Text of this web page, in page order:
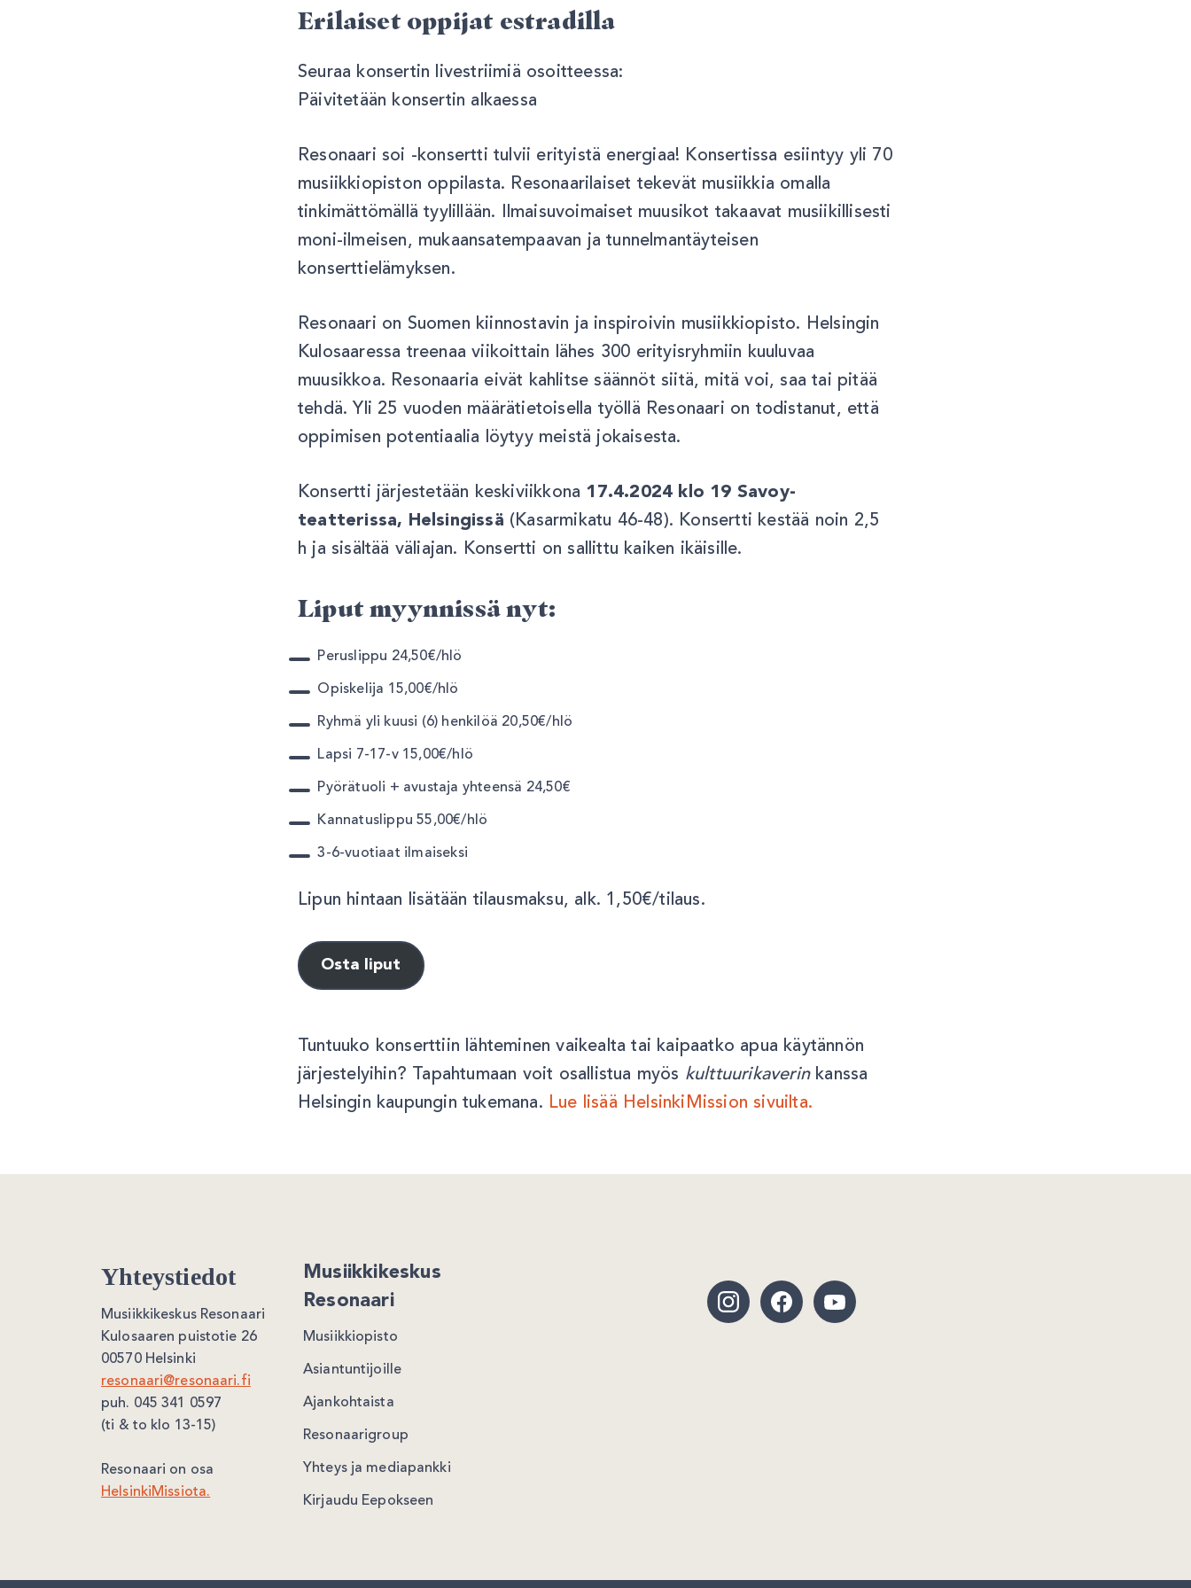
Erilaiset oppijat estradilla
Seuraa konsertin livestriimiä osoitteessa:
Päivitetään konsertin alkaessa
Resonaari soi -konsertti tulvii erityistä energiaa! Konsertissa esiintyy yli 70
musiikkiopiston oppilasta. Resonaarilaiset tekevät musiikkia omalla
tinkimättömällä tyylillään. Ilmaisuvoimaiset muusikot takaavat musiikillisesti
moni-ilmeisen, mukaansatempaavan ja tunnelmantäyteisen
konserttielämyksen.
Resonaari on Suomen kiinnostavin ja inspiroivin musiikkiopisto. Helsingin
Kulosaaressa treenaa viikoittain lähes 300 erityisryhmiin kuuluvaa
muusikkoa. Resonaaria eivät kahlitse säännöt siitä, mitä voi, saa tai pitää
tehdä. Yli 25 vuoden määrätietoisella työllä Resonaari on todistanut, että
oppimisen potentiaalia löytyy meistä jokaisesta.
Konsertti järjestetään keskiviikkona 17.4.2024 klo 19 Savoy-
teatterissa, Helsingissä (Kasarmikatu 46-48). Konsertti kestää noin 2,5
h ja sisältää väliajan. Konsertti on sallittu kaiken ikäisille.
Liput myynnissä nyt:
Peruslippu 24,50€/hlö
Opiskelija 15,00€/hlö
Ryhmä yli kuusi (6) henkilöä 20,50€/hlö
Lapsi 7-17-v 15,00€/hlö
Pyörätuoli + avustaja yhteensä 24,50€
Kannatuslippu 55,00€/hlö
3-6-vuotiaat ilmaiseksi
Lipun hintaan lisätään tilausmaksu, alk. 1,50€/tilaus.
Osta liput
Tuntuuko konserttiin lähteminen vaikealta tai kaipaatko apua käytännön
järjestelyihin? Tapahtumaan voit osallistua myös kulttuurikaverinkanssa
Helsingin kaupungin tukemana. Lue lisää HelsinkiMission sivuilta.
Yhteystiedot
Musiikkikeskus Resonaari
Kulosaaren puistotie 26
00570 Helsinki
resonaari@resonaari.fi
puh. 045 341 0597
(ti & to klo 13-15)
Resonaari on osa
HelsinkiMissiota.
Musiikkikeskus
Resonaari
Musiikkiopisto
Asiantuntijoille
Ajankohtaista
Resonaarigroup
Yhteys ja mediapankki
Kirjaudu Eepokseen